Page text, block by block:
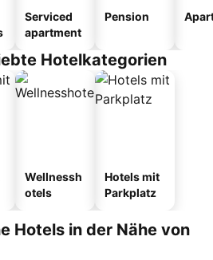
Serviced
apartment
Pension
Hotelkategorien
Wellnessh
otels
Hotels mit
Parkplatz
Hotels in der Nähe von